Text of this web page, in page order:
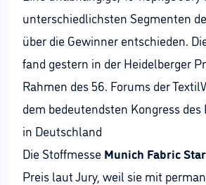
unterschiedlichsten Segmenten
über die Gewinner entschieden.
fand gestern in der Heidelberger
Rahmen des 56. Forums der
dem bedeutendsten Kongress des
in Deutschland
Die Stoffmesse Munich Fabric
Preis laut Jury, weil sie mit